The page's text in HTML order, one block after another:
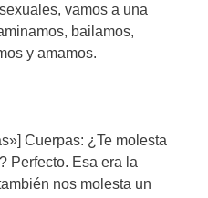
vamos a una
bailamos,
y amamos.
Cuerpas: ¿Te molesta
Perfecto. Esa era la
nos molesta un